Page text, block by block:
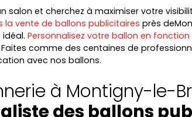
salon et cherchez à maximiser votre
la vente de ballons publicitaires près
Personnalisez votre ballon en
comme des centaines de
avec nos ballons.
à Montigny-le-
des ballons